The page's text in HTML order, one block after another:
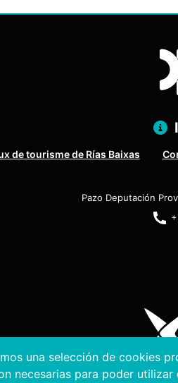
una selección de cookies
necesarias para poder utilizar
de tourisme de Rías Baixas
Pazo Deputación